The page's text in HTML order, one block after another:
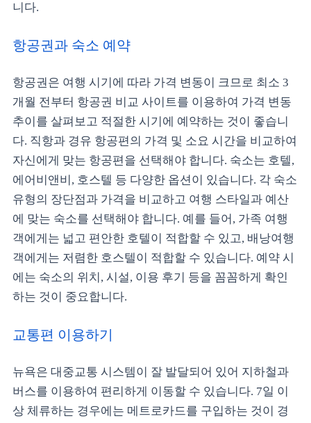
니다.
항공권과 숙소 예약
항공권은 여행 시기에 따라 가격 변동이 크므로 최소 3
개월 전부터 항공권 비교 사이트를 이용하여 가격 변동
추이를 살펴보고 적절한 시기에 예약하는 것이 좋습니
다. 직항과 경유 항공편의 가격 및 소요 시간을 비교하여
자신에게 맞는 항공편을 선택해야 합니다. 숙소는 호텔,
에어비앤비, 호스텔 등 다양한 옵션이 있습니다. 각 숙소
유형의 장단점과 가격을 비교하고 여행 스타일과 예산
에 맞는 숙소를 선택해야 합니다. 예를 들어, 가족 여행
객에게는 넓고 편안한 호텔이 적합할 수 있고, 배낭여행
객에게는 저렴한 호스텔이 적합할 수 있습니다. 예약 시
에는 숙소의 위치, 시설, 이용 후기 등을 꼼꼼하게 확인
하는 것이 중요합니다.
교통편 이용하기
뉴욕은 대중교통 시스템이 잘 발달되어 있어 지하철과
버스를 이용하여 편리하게 이동할 수 있습니다. 7일 이
상 체류하는 경우에는 메트로카드를 구입하는 것이 경